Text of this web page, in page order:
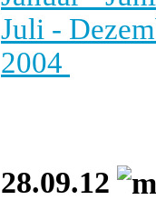
Juli -
2004
28.09.12